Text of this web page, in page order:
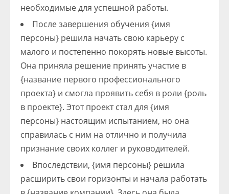
необходимые для успешной работы.
После завершения обучения {имя
персоны} решила начать свою карьеру с
малого и постепенно покорять новые высоты.
Она приняла решение принять участие в
{название первого профессионального
проекта} и смогла проявить себя в роли {роль
в проекте}. Этот проект стал для {имя
персоны} настоящим испытанием, но она
справилась с ним на отлично и получила
признание своих коллег и руководителей.
Впоследствии, {имя персоны} решила
расширить свои горизонты и начала работать